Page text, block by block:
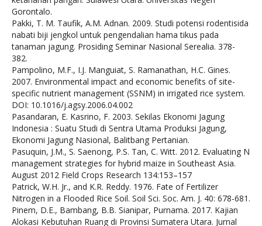
Gorontalo.
Pakki, T. M. Taufik, A.M. Adnan. 2009. Studi potensi rodentisida
nabati biji jengkol untuk pengendalian hama tikus pada
tanaman jagung. Prosiding Seminar Nasional Serealia. 378-
382.
Pampolino, M.F., I.J. Manguiat, S. Ramanathan, H.C. Gines.
2007. Environmental impact and economic benefits of site-
specific nutrient management (SSNM) in irrigated rice system.
DOI: 10.1016/j.agsy.2006.04.002
Pasandaran, E. Kasrino, F. 2003. Sekilas Ekonomi Jagung
Indonesia : Suatu Studi di Sentra Utama Produksi Jagung,
Ekonomi Jagung Nasional, Balitbang Pertanian.
Pasuquin, J.M., S. Saenong, P.S. Tan, C. Witt. 2012. Evaluating N
management strategies for hybrid maize in Southeast Asia.
August 2012 Field Crops Research 134:153–157
Patrick, W.H. Jr., and K.R. Reddy. 1976. Fate of Fertilizer
Nitrogen in a Flooded Rice Soil. Soil Sci. Soc. Am. J. 40: 678-681.
Pinem, D.E., Bambang, B.B. Sianipar, Purnama. 2017. Kajian
Alokasi Kebutuhan Ruang di Provinsi Sumatera Utara. Jurnal